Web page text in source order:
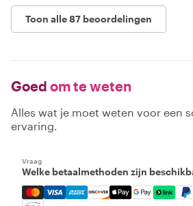
Toon alle 87 beoordelingen
Goed om te weten
Alles wat je moet weten voor een
ervaring.
Vraag
Welke betaalmethoden zijn
Mastercard, Visa, Amex,